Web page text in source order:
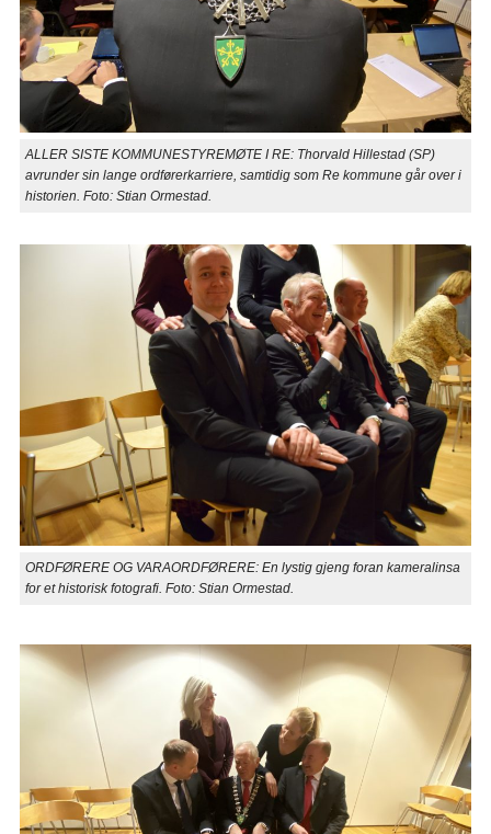
ALLER SISTE KOMMUNESTYREMØTE I RE: Thorvald Hillestad (SP)
avrunder sin lange ordførerkarriere, samtidig som Re kommune går over i
historien. Foto: Stian Ormestad.
ORDFØRERE OG VARAORDFØRERE: En lystig gjeng foran kameralinsa
for et historisk fotografi. Foto: Stian Ormestad.